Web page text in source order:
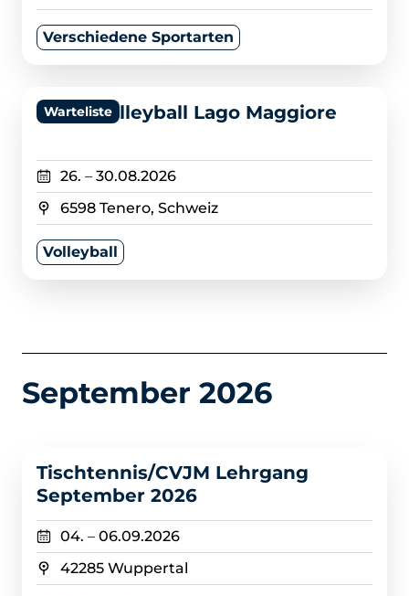
Verschiedene Sportarten
Warteliste
Beachvolleyball Lago Maggiore
26. – 30.08.2026
6598 Tenero, Schweiz
Volleyball
September 2026
Tischtennis/CVJM Lehrgang
September 2026
04. – 06.09.2026
42285 Wuppertal